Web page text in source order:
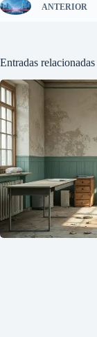
ANTERIOR
Entradas relacionadas